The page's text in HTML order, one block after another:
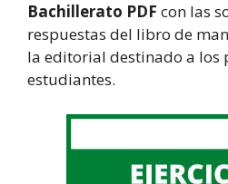
Bachillerato PDF con las
respuestas del libro de
la editorial destinado a los
estudiantes.